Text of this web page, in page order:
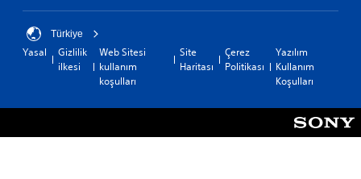
Türkiye
Yasal
Gizlilik
ilkesi
Web Sitesi
kullanım
koşulları
Site
Haritası
Çerez
Politikası
Yazılım
Kullanım
Koşulları